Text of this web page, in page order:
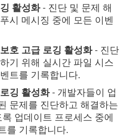
활성화- 진단 및 문제 해
시 메시징 중에 모든 이벤
호 고급 로깅 활성화- 진단
기 위해 실시간 파일 시스
트를 기록합니다.
깅 활성화- 개발자들이 업
문제를 진단하고 해결하는
업데이트 프로세스 중에
를 기록합니다.